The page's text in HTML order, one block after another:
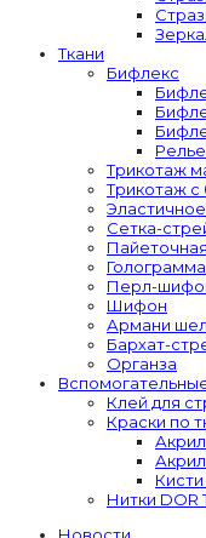
Ткани
Бифлекс
Трикотаж
Трикотаж с
Сетка-
Голограмма
Перл-
Шифон
Армани
Бархат-
Органза
Клей для
Краски по
Нитки DOR
Новости